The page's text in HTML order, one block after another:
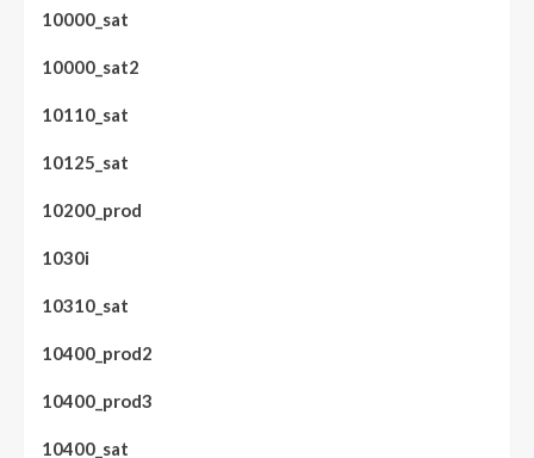
10000_sat
10000_sat2
10110_sat
10125_sat
10200_prod
1030i
10310_sat
10400_prod2
10400_prod3
10400_sat